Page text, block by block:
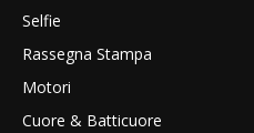
Selfie
Rassegna Stampa
Motori
Cuore & Batticuore